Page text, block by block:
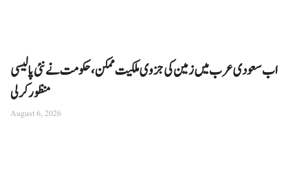
اب سعودی عرب میں زمین کی جزوی ملکیت ممکن، حکومت نے نئی پالیسی
منظور کرلی
August 6, 2026